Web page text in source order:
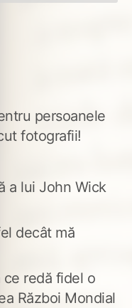
persoanele
fotografii!
a lui John Wick
decât mă
ce redă fidel o
Război Mondial